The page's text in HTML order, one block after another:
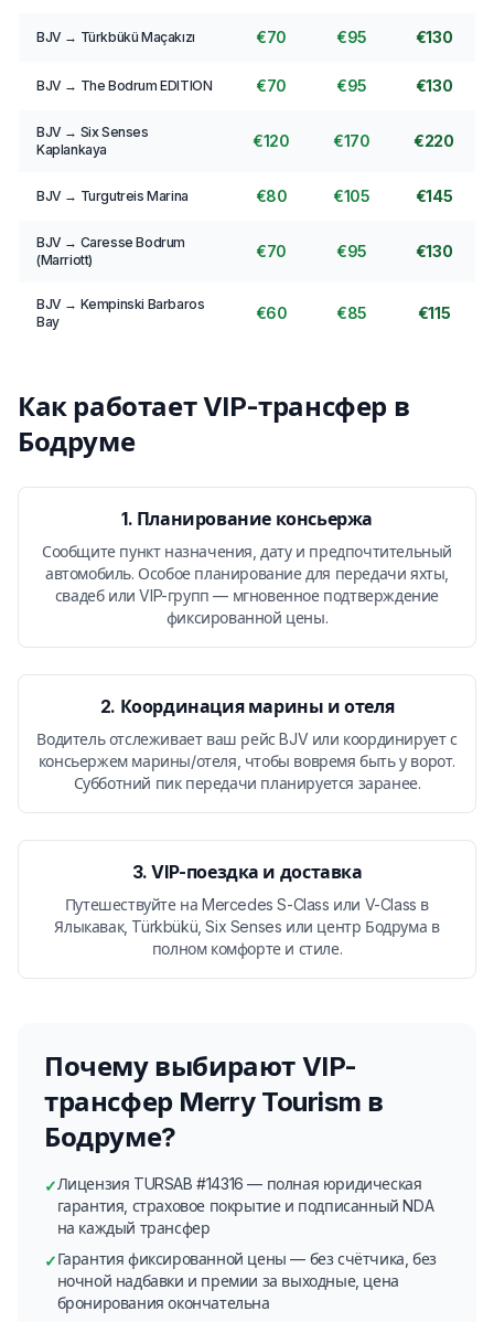
BJV → Türkbükü Maçakızı €70 €95 €130
BJV → The Bodrum EDITION €70 €95 €130
BJV → Six Senses
Kaplankaya
€120 €170 €220
BJV → Turgutreis Marina €80 €105 €145
BJV → Caresse Bodrum
(Marriott)
€70 €95 €130
BJV → Kempinski Barbaros
Bay
€60 €85 €115
Как работает VIP-трансфер в
Бодруме
1. Планирование консьержа
Сообщите пункт назначения, дату и предпочтительный
автомобиль. Особое планирование для передачи яхты,
свадеб или VIP-групп — мгновенное подтверждение
фиксированной цены.
2. Координация марины и отеля
Водитель отслеживает ваш рейс BJV или координирует с
консьержем марины/отеля, чтобы вовремя быть у ворот.
Субботний пик передачи планируется заранее.
3. VIP-поездка и доставка
Путешествуйте на Mercedes S-Class или V-Class в
Ялыкавак, Türkbükü, Six Senses или центр Бодрума в
полном комфорте и стиле.
Почему выбирают VIP-
трансфер Merry Tourism в
Бодруме?
✓Лицензия TURSAB #14316 — полная юридическая
гарантия, страховое покрытие и подписанный NDA
на каждый трансфер
✓Гарантия фиксированной цены — без счётчика, без
ночной надбавки и премии за выходные, цена
бронирования окончательна